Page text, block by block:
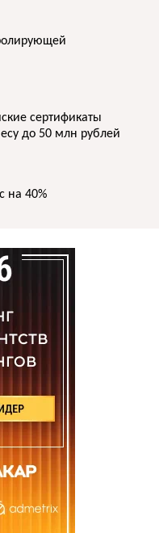
сертификаты
до 50 млн рублей
на 40%